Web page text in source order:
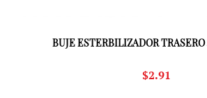
BUJE ESTERBILIZADOR
$2.91